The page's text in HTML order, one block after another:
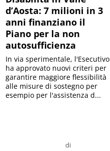
d’Aosta: 7 milioni in 3
anni finanziano il
Piano per la non
autosufficienza
di
In via sperimentale, l'Esecutivo
ha approvato nuovi criteri per
garantire maggiore flessibilità
alle misure di sostegno per
esempio per l'assistenza d...